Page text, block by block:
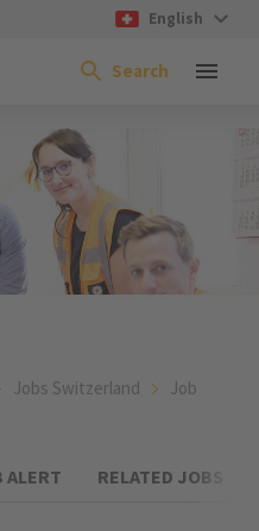
English
Search
Jobs Switzerland Job
ALERT RELATED JOBS